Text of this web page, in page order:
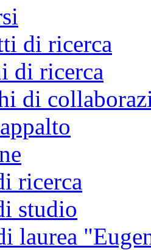
di ricerca
di ricerca
di
ricerca
studio
laurea